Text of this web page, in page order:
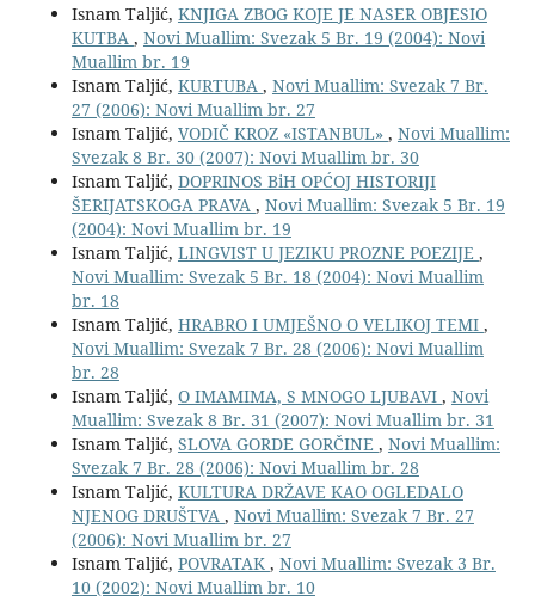
Isnam Taljić, KNJIGA ZBOG KOJE JE NASER OBJESIO
KUTBA , Novi Muallim: Svezak 5 Br. 19 (2004): Novi
Muallim br. 19
Isnam Taljić, KURTUBA , Novi Muallim: Svezak 7 Br.
27 (2006): Novi Muallim br. 27
Isnam Taljić, VODIČ KROZ «ISTANBUL» , Novi Muallim:
Svezak 8 Br. 30 (2007): Novi Muallim br. 30
Isnam Taljić, DOPRINOS BiH OPĆOJ HISTORIJI
ŠERIJATSKOGA PRAVA , Novi Muallim: Svezak 5 Br. 19
(2004): Novi Muallim br. 19
Isnam Taljić, LINGVIST U JEZIKU PROZNE POEZIJE ,
Novi Muallim: Svezak 5 Br. 18 (2004): Novi Muallim
br. 18
Isnam Taljić, HRABRO I UMJEŠNO O VELIKOJ TEMI ,
Novi Muallim: Svezak 7 Br. 28 (2006): Novi Muallim
br. 28
Isnam Taljić, O IMAMIMA, S MNOGO LJUBAVI , Novi
Muallim: Svezak 8 Br. 31 (2007): Novi Muallim br. 31
Isnam Taljić, SLOVA GORDE GORČINE , Novi Muallim:
Svezak 7 Br. 28 (2006): Novi Muallim br. 28
Isnam Taljić, KULTURA DRŽAVE KAO OGLEDALO
NJENOG DRUŠTVA , Novi Muallim: Svezak 7 Br. 27
(2006): Novi Muallim br. 27
Isnam Taljić, POVRATAK , Novi Muallim: Svezak 3 Br.
10 (2002): Novi Muallim br. 10